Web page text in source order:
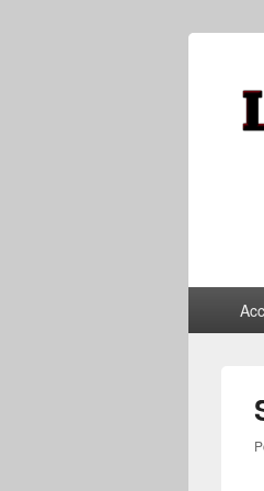
principal